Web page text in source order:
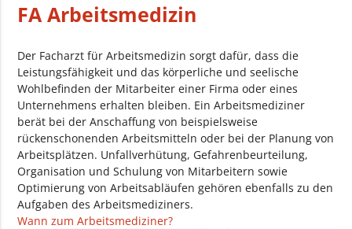
FA Arbeitsmedizin
Der Facharzt für Arbeitsmedizin sorgt dafür, dass die
Leistungsfähigkeit und das körperliche und seelische
Wohlbefinden der Mitarbeiter einer Firma oder eines
Unternehmens erhalten bleiben. Ein Arbeitsmediziner
berät bei der Anschaffung von beispielsweise
rückenschonenden Arbeitsmitteln oder bei der Planung von
Arbeitsplätzen. Unfallverhütung, Gefahrenbeurteilung,
Organisation und Schulung von Mitarbeitern sowie
Optimierung von Arbeitsabläufen gehören ebenfalls zu den
Aufgaben des Arbeitsmediziners.
Wann zum Arbeitsmediziner?